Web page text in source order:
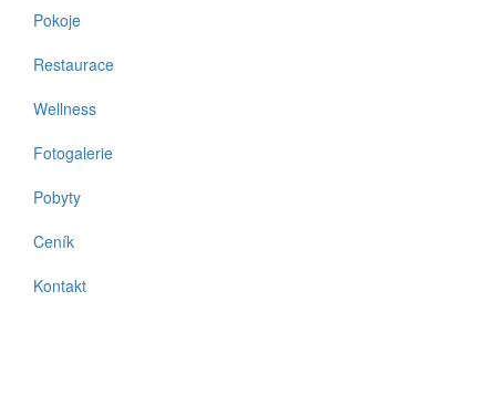
Pokoje
Restaurace
Wellness
Fotogalerie
Pobyty
Ceník
Kontakt